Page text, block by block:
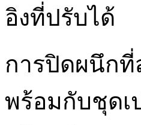
อิงที่ปรับได้
การปิดผนึกที่
พร้อมกับชุดเ